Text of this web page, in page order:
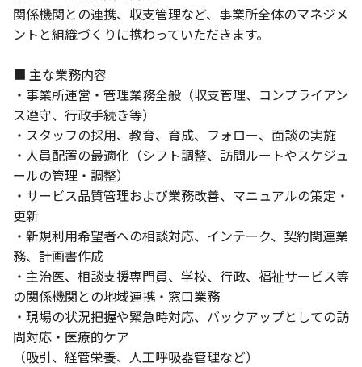
関係機関との連携、収支管理など、事業所全体のマネジメ
ントと組織づくりに携わっていただきます。
■ 主な業務内容
・事業所運営・管理業務全般（収支管理、コンプライアン
ス遵守、行政手続き等）
・スタッフの採用、教育、育成、フォロー、面談の実施
・人員配置の最適化（シフト調整、訪問ルートやスケジュ
ールの管理・調整）
・サービス品質管理および業務改善、マニュアルの策定・
更新
・新規利用希望者への相談対応、インテーク、契約関連業
務、計画書作成
・主治医、相談支援専門員、学校、行政、福祉サービス等
の関係機関との地域連携・窓口業務
・現場の状況把握や緊急時対応、バックアップとしての訪
問対応・医療的ケア
（吸引、経管栄養、人工呼吸器管理など）